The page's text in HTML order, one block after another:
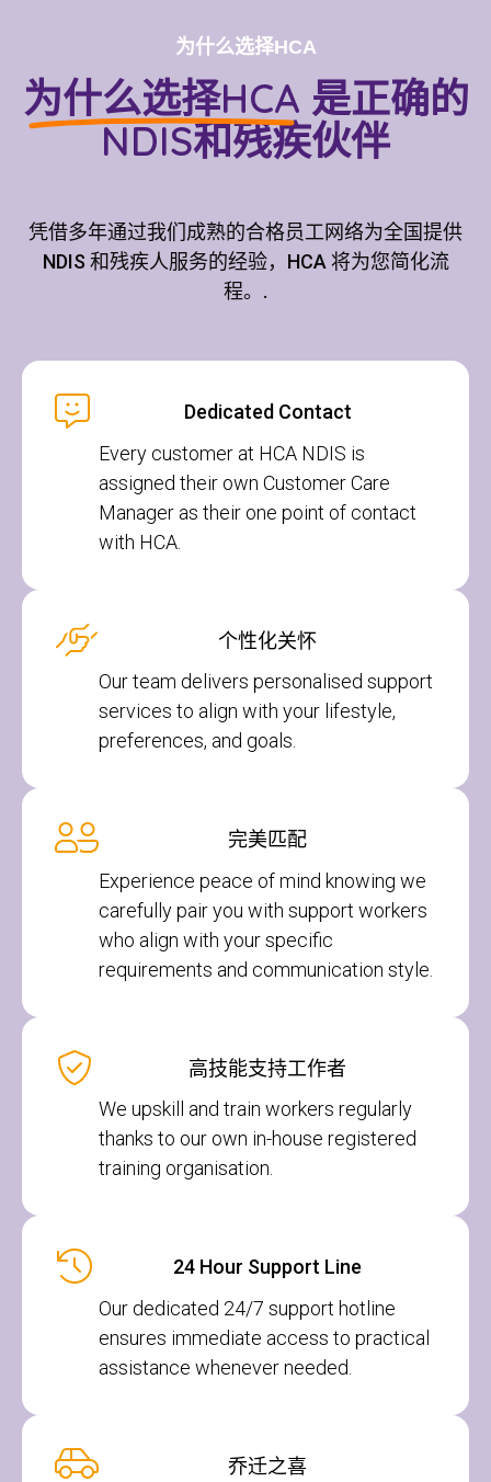
为什么选择HCA
为什么选择HCA 是正确的
NDIS和残疾伙伴
凭借多年通过我们成熟的合格员工网络为全国提供
NDIS 和残疾人服务的经验，HCA 将为您简化流
程。.
Dedicated Contact
Every customer at HCA NDIS is
assigned their own Customer Care
Manager as their one point of contact
with HCA.
个性化关怀
Our team delivers personalised support
services to align with your lifestyle,
preferences, and goals.
完美匹配
Experience peace of mind knowing we
carefully pair you with support workers
who align with your specific
requirements and communication style.
高技能支持工作者
We upskill and train workers regularly
thanks to our own in-house registered
training organisation.
24 Hour Support Line
Our dedicated 24/7 support hotline
ensures immediate access to practical
assistance whenever needed.
乔迁之喜